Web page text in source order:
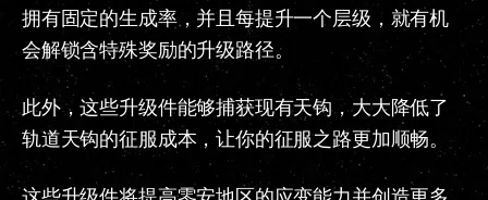
拥有固定的生成率，并且每提升一个层级，就有机
会解锁含特殊奖励的升级路径。
此外，这些升级件能够捕获现有天钩，大大降低了
轨道天钩的征服成本，让你的征服之路更加顺畅。